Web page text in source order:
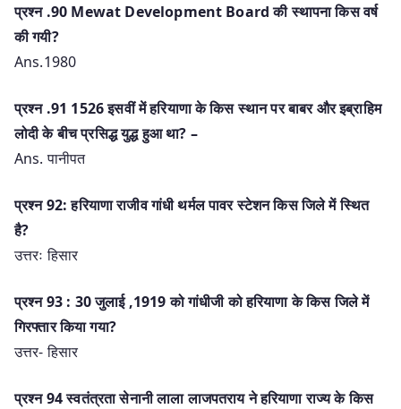
प्रश्‍न .90 Mewat Development Board की स्थापना किस वर्ष
की गयी?
Ans.1980
प्रश्‍न .91 1526 इसवीं में हरियाणा के किस स्थान पर बाबर और इब्राहिम
लोदी के बीच प्रसिद्ध युद्ध हुआ था? –
Ans. पानीपत
प्रश्न 92: हरियाणा राजीव गांधी थर्मल पावर स्टेशन किस जिले में स्थित
है?
उत्तरः हिसार
प्रश्न 93 : 30 जुलाई ,1919 को गांधीजी को हरियाणा के किस जिले में
गिरफ्तार किया गया?
उत्तर- हिसार
प्रश्न 94 स्वतंत्रता सेनानी लाला लाजपतराय ने हरियाणा राज्य के किस